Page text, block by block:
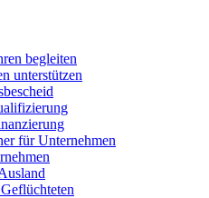
begleiten
unterstützen
für Unternehmen